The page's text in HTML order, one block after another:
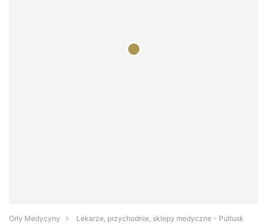
Orły Medycyny
Lekarze, przychodnie, sklepy medyczne - Pułtusk